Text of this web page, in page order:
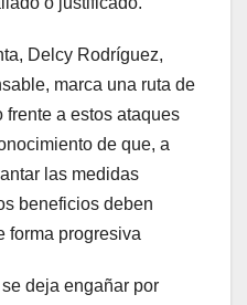
Delcy Rodríguez,
marca una ruta de
frente a estos ataques
de que, a
las medidas
beneficios deben
forma progresiva
deja engañar por